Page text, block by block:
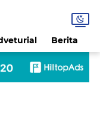
Berita